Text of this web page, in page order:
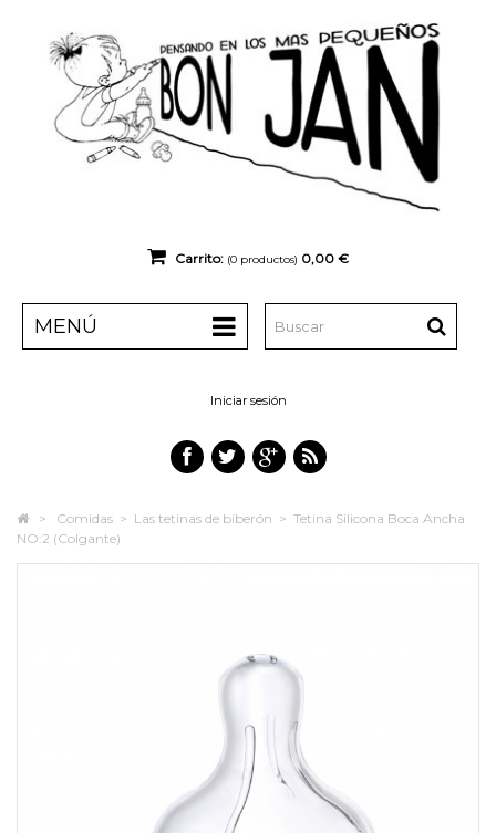
Carrito: (0 productos) 0,00 €
MENÚ
Iniciar sesión
> Comidas > Las tetinas de biberón > Tetina Silicona Boca Ancha
NO:2 (Colgante)